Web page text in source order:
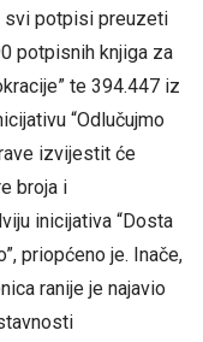
svi potpisi preuzeti
potpisnih knjiga za
te 394.447 iz
“Odlučujmo
izvijestit će
broja i
inicijativa “Dosta
priopćeno je. Inače,
ranije je najavio